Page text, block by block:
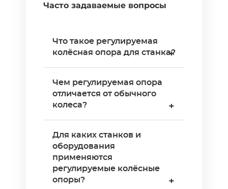
Часто задаваемые вопросы
Что такое регулируемая
колёсная опора для станка?
+
опора — это два устройства
в одном:
регулировкой высоты.
Колесо позволяет
перемещать станок по цеху,
а винтовой механизм
Чем регулируемая опора
отличается от обычного
колеса?
+
катится — жёсткой
фиксации нет.
Регулируемая опора
сочетает перемещение и
Для каких станков и
оборудования
применяются
регулируемые колёсные
опоры?
+